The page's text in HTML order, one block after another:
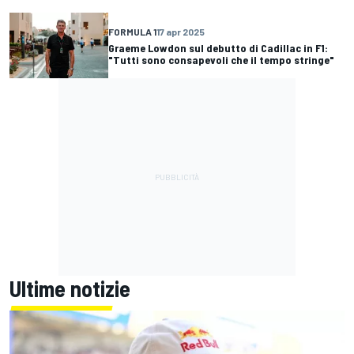
FORMULA 117 apr 2025
Graeme Lowdon sul debutto di Cadillac in F1:
"Tutti sono consapevoli che il tempo stringe"
Ultime notizie